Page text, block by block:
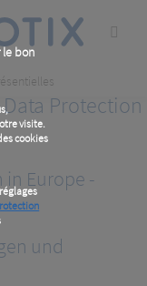
le bon
visite.
cookies
Protection
in Europe -
und